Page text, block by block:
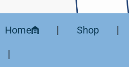
Home ❘ Shop ❘
❘